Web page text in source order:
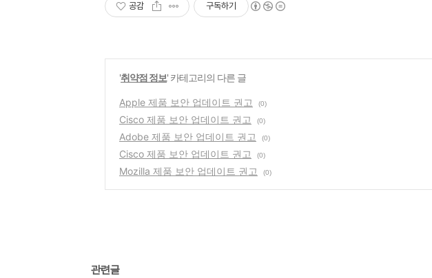
공감 구독하기
'취약점 정보' 카테고리의 다른 글
Apple 제품 보안 업데이트 권고 (0)
Cisco 제품 보안 업데이트 권고 (0)
Adobe 제품 보안 업데이트 권고 (0)
Cisco 제품 보안 업데이트 권고 (0)
Mozilla 제품 보안 업데이트 권고 (0)
관련글